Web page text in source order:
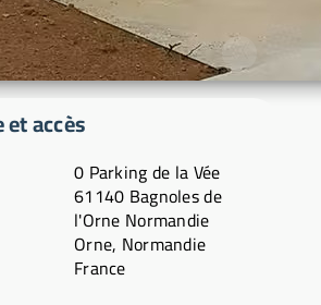
accès
0 Parking de la Vée
61140 Bagnoles de
l'Orne Normandie
Orne, Normandie
France